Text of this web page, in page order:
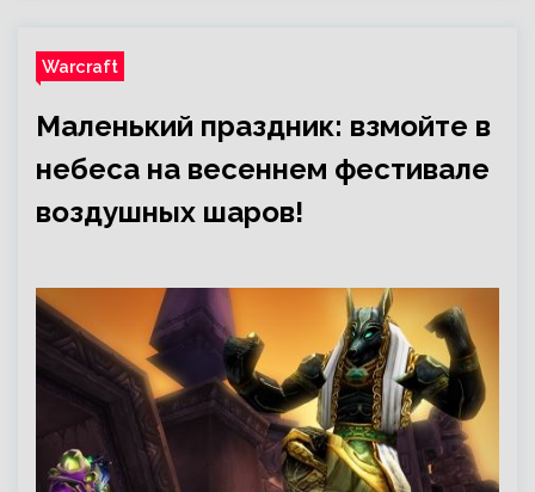
Warcraft
Маленький праздник: взмойте в
небеса на весеннем фестивале
воздушных шаров!